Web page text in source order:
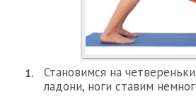
Становимся на
ладони, ноги ставим